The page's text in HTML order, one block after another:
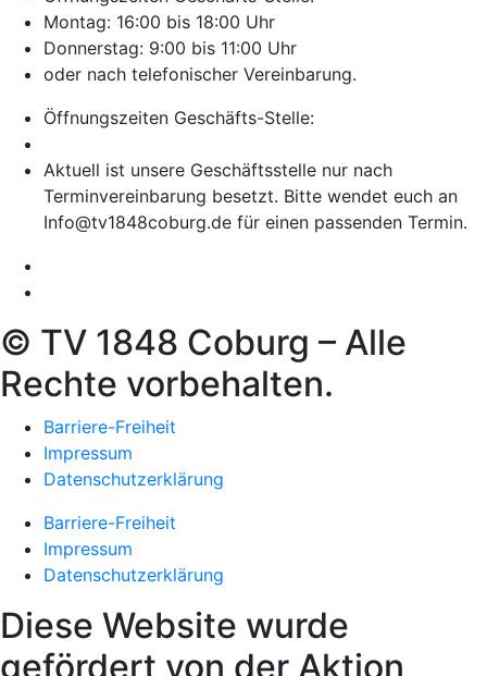
Montag: 16:00 bis 18:00 Uhr
Donnerstag: 9:00 bis 11:00 Uhr
oder nach telefonischer Vereinbarung.
Öffnungszeiten Geschäfts-Stelle:
Aktuell ist unsere Geschäftsstelle nur nach
Terminvereinbarung besetzt. Bitte wendet euch an
Info@tv1848coburg.de für einen passenden Termin.
© TV 1848 Coburg – Alle
Rechte vorbehalten.
Barriere-Freiheit
Impressum
Datenschutzerklärung
Barriere-Freiheit
Impressum
Datenschutzerklärung
Diese Website wurde
gefördert von der Aktion